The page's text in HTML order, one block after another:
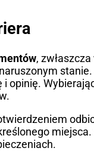
,
opinię.